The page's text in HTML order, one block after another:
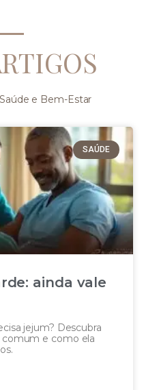
e Bem-Estar
SAÚDE
ainda vale
jejum? Descubra
comum e como ela